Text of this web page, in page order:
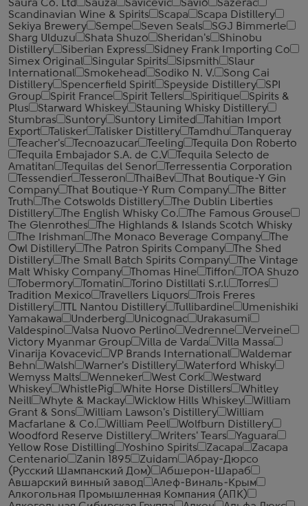
Saura Co. Ltd
Sauza Savicevic Savio
Sazerac
Scandinavian Wine & Spirits
Scapa
Scapa Distillery
Sekiya Brewery
Sempe Seven Seals
SGJ Bimmerle
Sharg Ulduzu
Shata Shuzo Sheridan's
Shinobu
Distillery
Siberian Express
Sidney Frank Importing Co
Simex Original
Singular Spirits Sipsmith
Slaur
International
Smokehead Sodiko N. V.
Song Cai
Distillery
Spencerfield Spirit Speyside Distillery
SPI
Group
Spirit France Spirit Tellers Spiritique
Spirits &
Plus
Starward Whiskey
Stauning Whisky Distillery
Stumbras
Suntory Suntory Limited
Tahitian Import
Export
Talisker Talisker Distillery Tamdhu
Tanqueray
Teacher's
Tecnoazucar Teeling
Tequila Don Roberto
Tequila Embajador S.A. de C.V
Tequila Selecto de
Amatitan
Tequilas del Senor
Terressentia Corporation
Tessendier
Tesseron ThaiBev
That Boutique-Y Gin
Company
That Boutique-Y Rum Company
The Bitter
Truth
The Cotswolds Distillery
The Dublin Liberties
Distillery
The English Whisky Co.
The Famous Grouse
The Glenrothes
The Highlands & Islands Scotch Whisky
The Irishman
The Monaco Beverage Company
The
Owl Distillery
The Patron Spirits Company
The Shed
Distillery
The Small Batch Spirits Company
The Vintage
Malt Whisky Company
Thomas Hine Tiffon
TOA Shuzo
Tobermory
Tomatin Torino Distillati S.r.l.
Torres
Tradition Mexico
Travellers Liquors
Trois Freres
Distillery
TTL Nantou Distillery Tullibardine
Umenishiki
Yamakawa
Underberg Unicognac
Urakasumi
Valdespino
Valsa Nuovo Perlino Vedrenne
Verveine
Victory Myanmar Group
Villa de Varda
Villa Massa
Vinarija Kovacevic
VP Brands International
Waldemar
Behn
Walsh Warner's Distillery
Waterford Whisky
Wemyss Malts
Wenneker West Cork
Westward
Whiskey
WhistlePig White Horse Distillers
Whitley
Neill
Whyte & Mackay Wicklow Hills Whiskey
William
Grant & Sons
William Lawson's Distillery
William
Macfarlane & Co.
William Peel
Wolfburn Distillery
Woodford Reserve Distillery
Writers' Tears
Yaguara
Yellow Rose Distilling
Yoshino Spirits Zacapa
Zacapa
Centenario
Zanin 1895 Zuidam
Абрау-Дюрсо
(Русский Шампанский Дом)
Абшерон-Шараб
Авшарский винный завод
Алеф-Виналь-Крым
Алкогольная Промышленная Компания (АПК)